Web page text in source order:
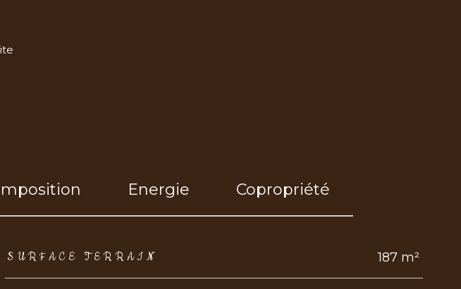
Energie Copropriété
SURFACE TERRAIN 187 m²